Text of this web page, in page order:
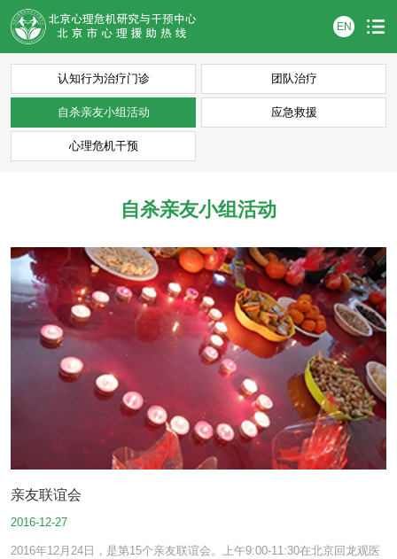
EN
认知行为治疗门诊 团队治疗
自杀亲友小组活动 应急救援
心理危机干预
自杀亲友小组活动
亲友联谊会
2016-12-27
2016年12月24日，是第15个亲友联谊会。上午9:00-11:30在北京回龙观医